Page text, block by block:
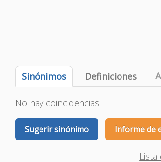
Sinónimos Definiciones
No hay coincidencias
Sugerir sinónimo Informe de
Lista